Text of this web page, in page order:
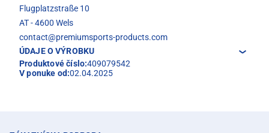
Flugplatzstraße 10
AT - 4600 Wels
contact@premiumsports-products.com
ÚDAJE O VÝROBKU
Produktové číslo:409079542
V ponuke od:02.04.2025